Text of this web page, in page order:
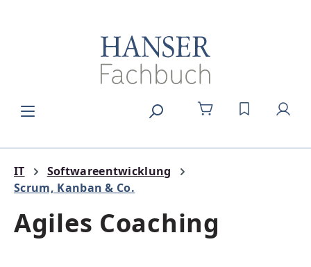
DU HAST 0
IT
Softwareentwicklung
Scrum, Kanban & Co.
Agiles Coaching